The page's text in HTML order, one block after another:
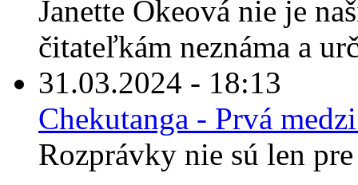
Janette Okeová nie je
čitateľkám neznáma a
31.03.2024 - 18:13
Chekutanga - Prvá
Rozprávky nie sú len